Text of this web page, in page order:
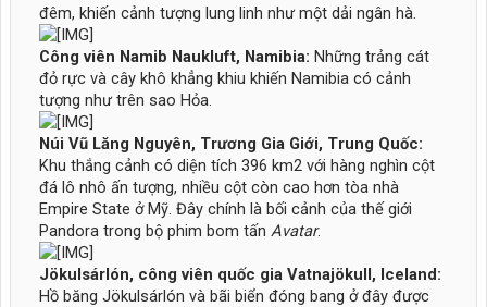
đêm, khiến cảnh tượng lung linh như một dải ngân hà.
Công viên Namib Naukluft, Namibia: Những trảng cát
đỏ rực và cây khô khẳng khiu khiến Namibia có cảnh
tượng như trên sao Hỏa.
Núi Vũ Lăng Nguyên, Trương Gia Giới, Trung Quốc:
Khu thắng cảnh có diện tích 396 km2 với hàng nghìn cột
đá lô nhô ấn tượng, nhiều cột còn cao hơn tòa nhà
Empire State ở Mỹ. Đây chính là bối cảnh của thế giới
Pandora trong bộ phim bom tấn Avatar.
Jökulsárlón, công viên quốc gia Vatnajökull, Iceland:
Hồ băng Jökulsárlón và bãi biển đóng bang ở đây được